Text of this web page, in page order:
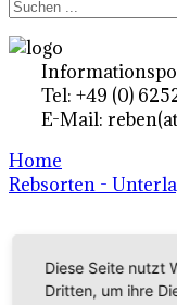
Tel: +49 (0)
E-Mail:
Home
Rebsorten -
in
Diese Seite nutzt
Dritten, um ihre